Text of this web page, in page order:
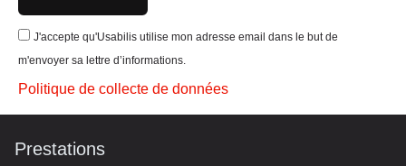
J'accepte qu'Usabilis utilise mon adresse email dans le but de
m'envoyer sa lettre d’informations.
Politique de collecte de données
Prestations